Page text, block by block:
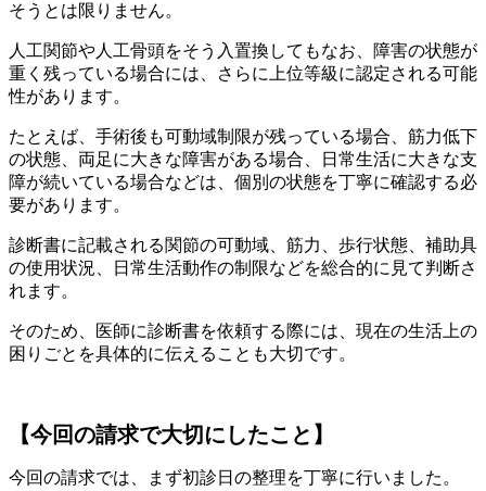
そうとは限りません。
人工関節や人工骨頭をそう入置換してもなお、障害の状態が
重く残っている場合には、さらに上位等級に認定される可能
性があります。
たとえば、手術後も可動域制限が残っている場合、筋力低下
の状態、両足に大きな障害がある場合、日常生活に大きな支
障が続いている場合などは、個別の状態を丁寧に確認する必
要があります。
診断書に記載される関節の可動域、筋力、歩行状態、補助具
の使用状況、日常生活動作の制限などを総合的に見て判断さ
れます。
そのため、医師に診断書を依頼する際には、現在の生活上の
困りごとを具体的に伝えることも大切です。
【今回の請求で大切にしたこと】
今回の請求では、まず初診日の整理を丁寧に行いました。